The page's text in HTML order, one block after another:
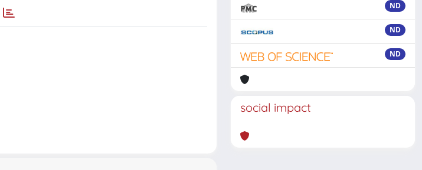
ND
ND
ND
social impact